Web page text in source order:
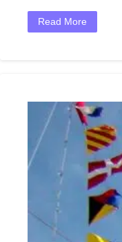
Read More